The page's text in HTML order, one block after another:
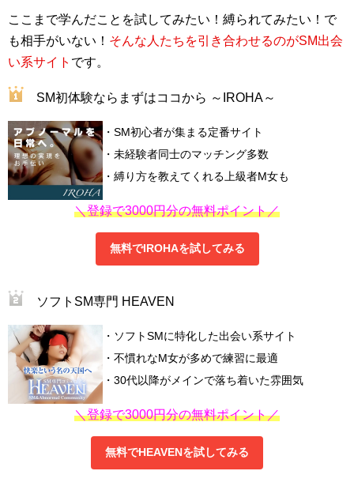
ここまで学んだことを試してみたい！縛られてみたい！で
も相手がいない！ そんな人たちを引き合わせるのがSM出会
い系サイト です。
SM初体験ならまずはココから ～IROHA～
・SM初心者が集まる定番サイト
・未経験者同士のマッチング多数
・縛り方を教えてくれる上級者M女も
＼登録で3000円分の無料ポイント／
無料でIROHAを試してみる
ソフトSM専門 HEAVEN
・ソフトSMに特化した出会い系サイト
・不慣れなM女が多めで練習に最適
・30代以降がメインで落ち着いた雰囲気
＼登録で3000円分の無料ポイント／
無料でHEAVENを試してみる